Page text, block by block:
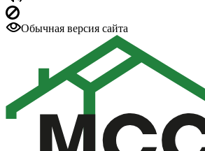
Обычная версия сайта